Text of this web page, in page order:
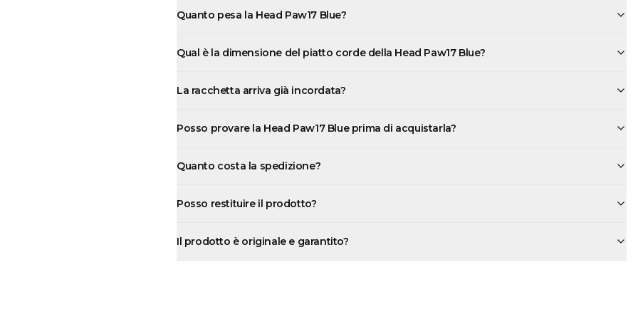
Quanto pesa la Head Paw17 Blue?
Qual è la dimensione del piatto corde della Head Paw17 Blue?
La racchetta arriva già incordata?
Posso provare la Head Paw17 Blue prima di acquistarla?
Quanto costa la spedizione?
Posso restituire il prodotto?
Il prodotto è originale e garantito?